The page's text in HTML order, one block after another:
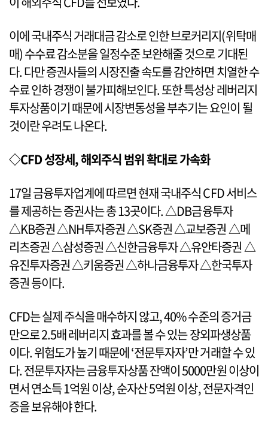
이에 국내주식 거래대금 감소로 인한 브로커리지(위탁매
매) 수수료 감소분을 일정수준 보완해줄 것으로 기대된
다. 다만 증권사들의 시장진출 속도를 감안하면 치열한 수
수료 인하 경쟁이 불가피해보인다. 또한 특성상 레버리지
투자상품이기 때문에 시장변동성을 부추기는 요인이 될
것이란 우려도 나온다.
◇CFD 성장세, 해외주식 범위 확대로 가속화
17일 금융투자업계에 따르면 현재 국내주식 CFD 서비스
를 제공하는 증권사는 총 13곳이다. △DB금융투자
△KB증권 △NH투자증권 △SK증권 △교보증권 △메
리츠증권 △삼성증권 △신한금융투자 △유안타증권 △
유진투자증권 △키움증권 △하나금융투자 △한국투자
증권 등이다.
CFD는 실제 주식을 매수하지 않고, 40% 수준의 증거금
만으로 2.5배 레버리지 효과를 볼 수 있는 장외파생상품
이다. 위험도가 높기 때문에 ‘전문투자자’만 거래할 수 있
다. 전문투자자는 금융투자상품 잔액이 5000만원 이상이
면서 연소득 1억원 이상, 순자산 5억원 이상, 전문자격인
증을 보유해야 한다.